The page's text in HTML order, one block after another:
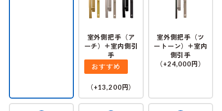
室外側把手（ア
ーチ）+室内側引
手
おすすめ
（+13,200円）
室外側把手（ツ
ートーン）+室内
側引手
（+24,000円）